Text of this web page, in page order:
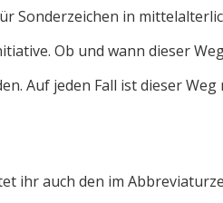
Sonderzeichen in
Ob und wann dieser
Auf jeden Fall ist dieser Weg
ihr auch den im